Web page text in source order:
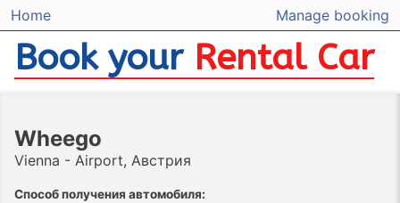
Home Manage booking
Book your Rental Car
Wheego
Vienna - Airport, Австрия
Способ получения автомобиля: